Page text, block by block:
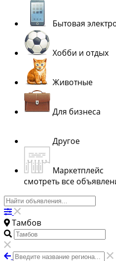
Бытовая
Хобби и отдых
Животные
Для бизнеса
Другое
Маркетплейс
смотреть все
Тамбов